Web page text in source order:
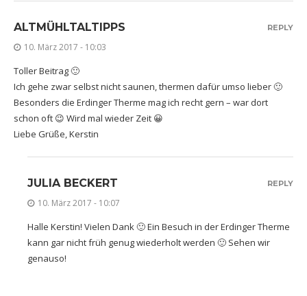
ALTMÜHLTALTIPPS
10. März 2017 - 10:03
Toller Beitrag 🙂
Ich gehe zwar selbst nicht saunen, thermen dafür umso lieber 🙂
Besonders die Erdinger Therme mag ich recht gern – war dort
schon oft 😉 Wird mal wieder Zeit 😀
Liebe Grüße, Kerstin
REPLY
JULIA BECKERT
10. März 2017 - 10:07
Halle Kerstin! Vielen Dank 🙂 Ein Besuch in der Erdinger Therme
kann gar nicht früh genug wiederholt werden 🙂 Sehen wir
genauso!
REPLY